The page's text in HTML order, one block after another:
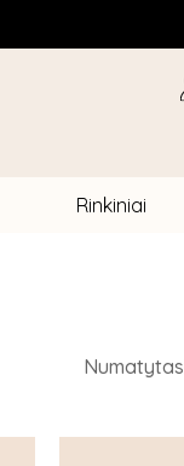
Rinkiniai